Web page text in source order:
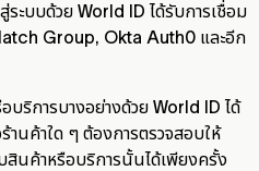
ระบบด้วย World ID ได้รับการเชื่อม
Group, Okta Auth0 และอีก
ริการบางอย่างด้วย World ID ได้
านค้าใด ๆ ต้องการตรวจสอบให้
สินค้าหรือบริการนั้นได้เพียงครั้ง